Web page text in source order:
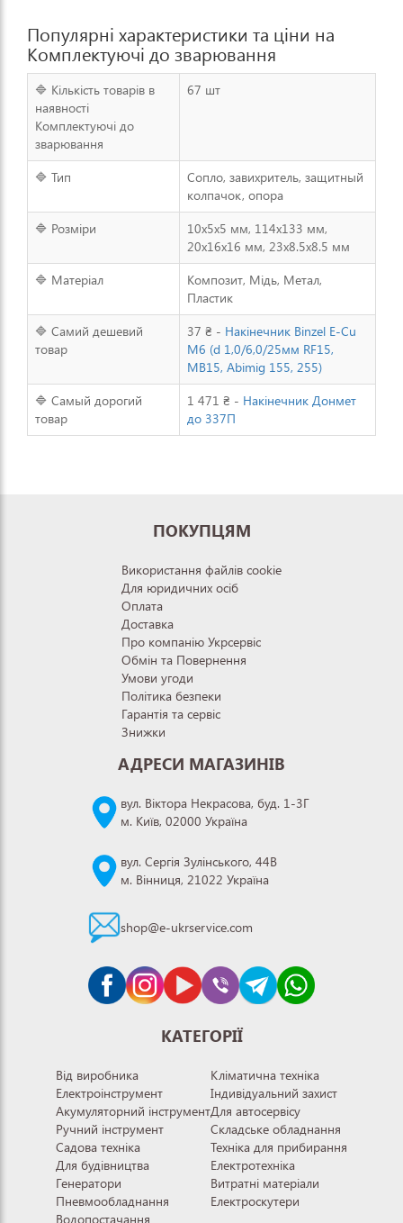
Популярні характеристики та ціни на
Комплектуючі до зварювання
🔷 Кількість товарів в
наявності
Комплектуючі до
зварювання
67 шт
🔷 Тип
Сопло, завихритель, защитный
колпачок, опора
🔷 Розміри
10х5х5 мм, 114x133 мм,
20x16x16 мм, 23x8.5x8.5 мм
🔷 Матеріал
Композит, Мідь, Метал,
Пластик
🔷 Самий дешевий
товар
37 ₴ - Накінечник Binzel E-Cu
М6 (d 1,0/6,0/25мм RF15,
MB15, Abimig 155, 255)
🔷 Самый дорогий
товар
1 471 ₴ - Накінечник Донмет
до 337П
ПОКУПЦЯМ
Використання файлів cookie
Для юридичних осіб
Оплата
Доставка
Про компанію Укрсервіс
Обмін та Повернення
Умови угоди
Політика безпеки
Гарантія та сервіс
Знижки
АДРЕСИ МАГАЗИНІВ
вул. Віктора Некрасова, буд. 1-3Г
м. Київ, 02000 Україна
вул. Сергія Зулінського, 44В
м. Вінниця, 21022 Україна
shop@e-ukrservice.com
КАТЕГОРІЇ
Від виробника
Електроінструмент
Акумуляторний інструмент
Ручний інструмент
Садова техніка
Для будівництва
Генератори
Пневмообладнання
Водопостачання
Кліматична техніка
Індивідуальний захист
Для автосервісу
Складське обладнання
Техніка для прибирання
Електротехніка
Витратні матеріали
Електроскутери